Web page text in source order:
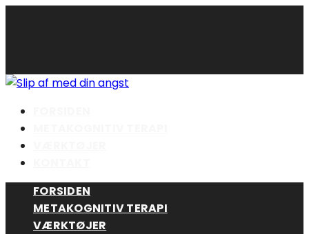
FORSIDEN
METAKOGNITIV TERAPI
VÆRKTØJER